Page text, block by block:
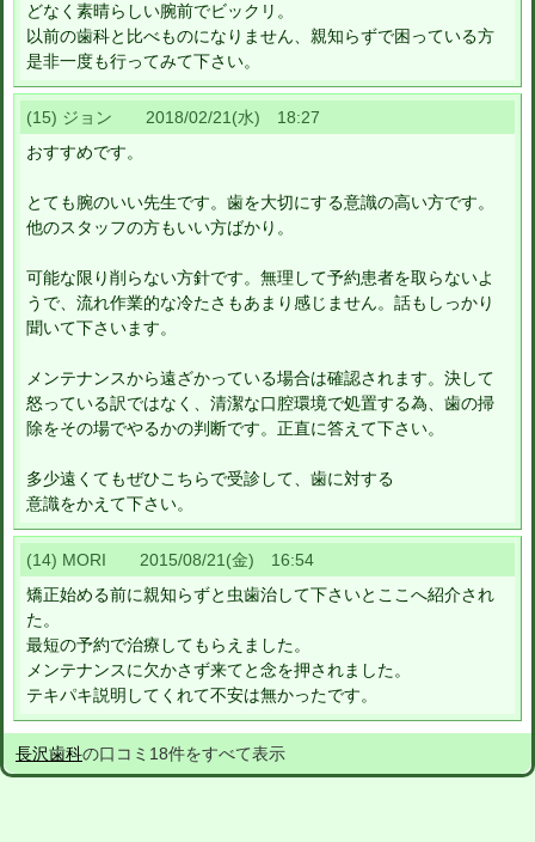
どなく素晴らしい腕前でビックリ。
以前の歯科と比べものになりません、親知らずで困っている方
是非一度も行ってみて下さい。
(15) ジョン 2018/02/21(水) 18:27
おすすめです。
とても腕のいい先生です。歯を大切にする意識の高い方です。
他のスタッフの方もいい方ばかり。
可能な限り削らない方針です。無理して予約患者を取らないよ
うで、流れ作業的な冷たさもあまり感じません。話もしっかり
聞いて下さいます。
メンテナンスから遠ざかっている場合は確認されます。決して
怒っている訳ではなく、清潔な口腔環境で処置する為、歯の掃
除をその場でやるかの判断です。正直に答えて下さい。
多少遠くてもぜひこちらで受診して、歯に対する
意識をかえて下さい。
(14) MORI 2015/08/21(金) 16:54
矯正始める前に親知らずと虫歯治して下さいとここへ紹介され
た。
最短の予約で治療してもらえました。
メンテナンスに欠かさず来てと念を押されました。
テキパキ説明してくれて不安は無かったです。
長沢歯科の口コミ18件をすべて表示